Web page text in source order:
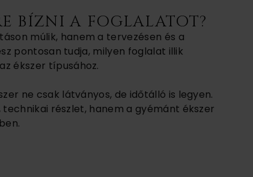
BÍZNI A FOGLALATOT?
múlik, hanem a tervezésen és a
pontosan tudja, milyen foglalat illik
ékszer típusához.
ne csak látványos, de időtálló is legyen.
részlet, hanem a gyémánt ékszer